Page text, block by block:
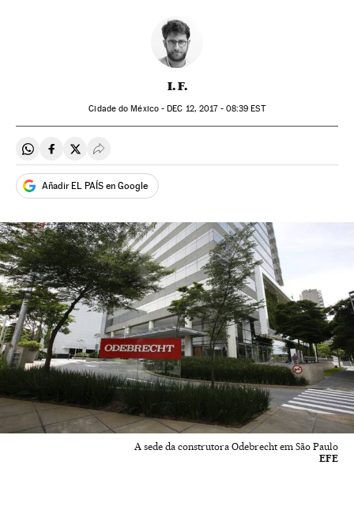
I. F.
Cidade do México -DEC 12, 2017 - 08:39 EST
Compartir en Whatsapp
Compartir en Facebook
Compartir en Twitter
Desplegar Redes Sociales
Añadir EL PAÍS en Google
A sede da construtora Odebrecht em São Paulo
EFE